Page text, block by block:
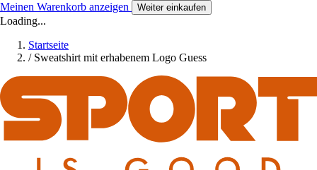
Meinen Warenkorb anzeigen Weiter einkaufen
Loading...
Startseite
/ Sweatshirt mit erhabenem Logo Guess